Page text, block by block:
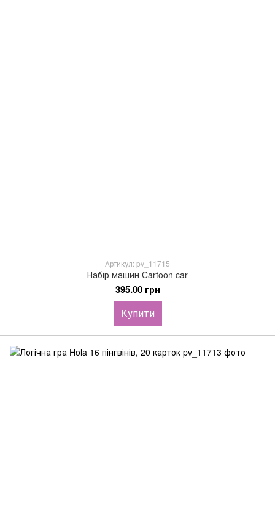
Артикул: pv_11715
Набір машин Cartoon car
395.00 грн
Купити